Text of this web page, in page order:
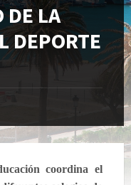
DE LA
DEPORTE
coordina el